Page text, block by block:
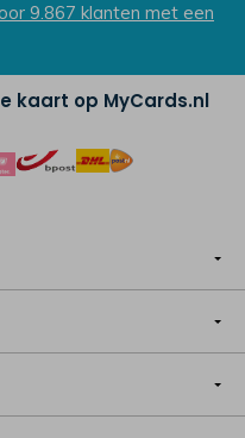
9.867 klanten met een
kaart op MyCards.nl